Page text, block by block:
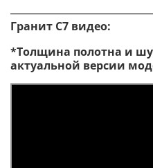
Гранит С7 видео:
*Толщина полотна и
актуальной версии